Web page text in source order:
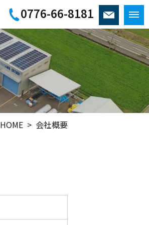
0776-66-8181
HOME > 会社概要